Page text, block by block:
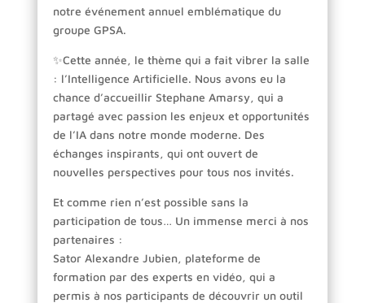
notre événement annuel emblématique du
groupe GPSA.
✨Cette année, le thème qui a fait vibrer la salle
: l’Intelligence Artificielle. Nous avons eu la
chance d’accueillir Stephane Amarsy, qui a
partagé avec passion les enjeux et opportunités
de l’IA dans notre monde moderne. Des
échanges inspirants, qui ont ouvert de
nouvelles perspectives pour tous nos invités.
Et comme rien n’est possible sans la
participation de tous… Un immense merci à nos
partenaires :
Sator Alexandre Jubien, plateforme de
formation par des experts en vidéo, qui a
permis à nos participants de découvrir un outil